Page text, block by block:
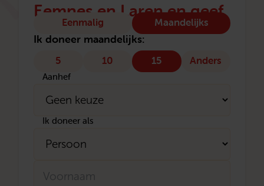
Eemnes en Laren en geef
Type
donatieEenmalig Maandelijks
Ik doneer maandelijks:
5 10 15 Anders
Aanhef
Ik doneer als